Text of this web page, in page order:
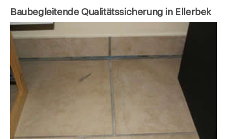
Baubegleitende Qualitätssicherung in Ellerbek